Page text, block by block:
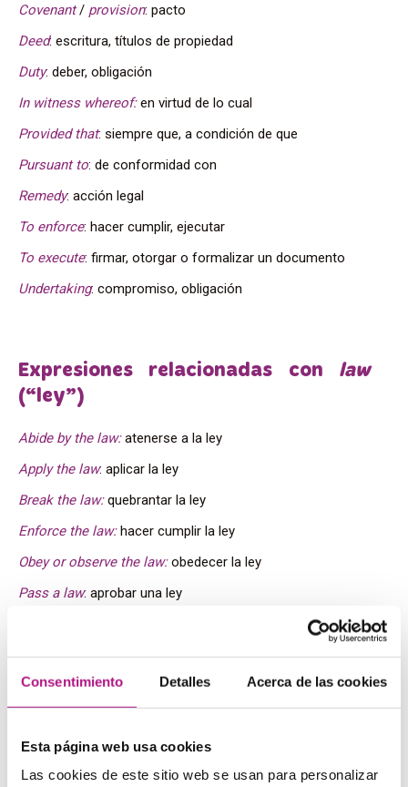
Consentimiento Detalles Acerca de las cookies
Esta página web usa cookies
Las cookies de este sitio web se usan para personalizar
Covenant/ provision: pacto
Deed: escritura, títulos de propiedad
Duty: deber, obligación
In witness whereof:en virtud de lo cual
Provided that: siempre que, a condición de que
Pursuant to: de conformidad con
Remedy: acción legal
To enforce: hacer cumplir, ejecutar
To execute: firmar, otorgar o formalizar un documento
Undertaking: compromiso, obligación
Expresiones relacionadas con law
(“ley”)
Abide by the law:atenerse a la ley
Apply the law: aplicar la ley
Break the law:quebrantar la ley
Enforce the law:hacer cumplir la ley
Obey or observe the law:obedecer la ley
Pass a law: aprobar una ley
The law forbids or prohibits:la ley prohíbe
The law permits or allows: la ley permite
The law requires: la ley requiere